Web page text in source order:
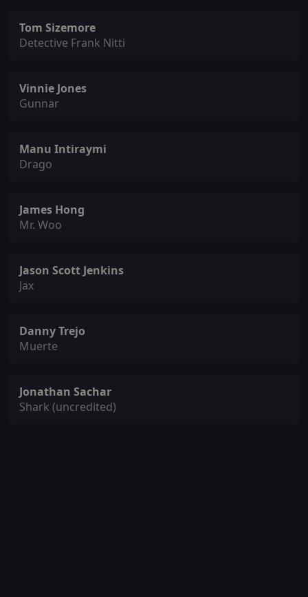
Tom Sizemore
Detective Frank Nitti
Vinnie Jones
Gunnar
Manu Intiraymi
Drago
James Hong
Mr. Woo
Jason Scott Jenkins
Jax
Danny Trejo
Muerte
Jonathan Sachar
Shark (uncredited)